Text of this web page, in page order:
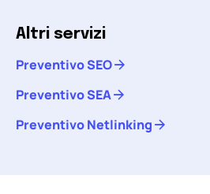
Altri servizi
Preventivo SEO
Preventivo SEA
Preventivo Netlinking